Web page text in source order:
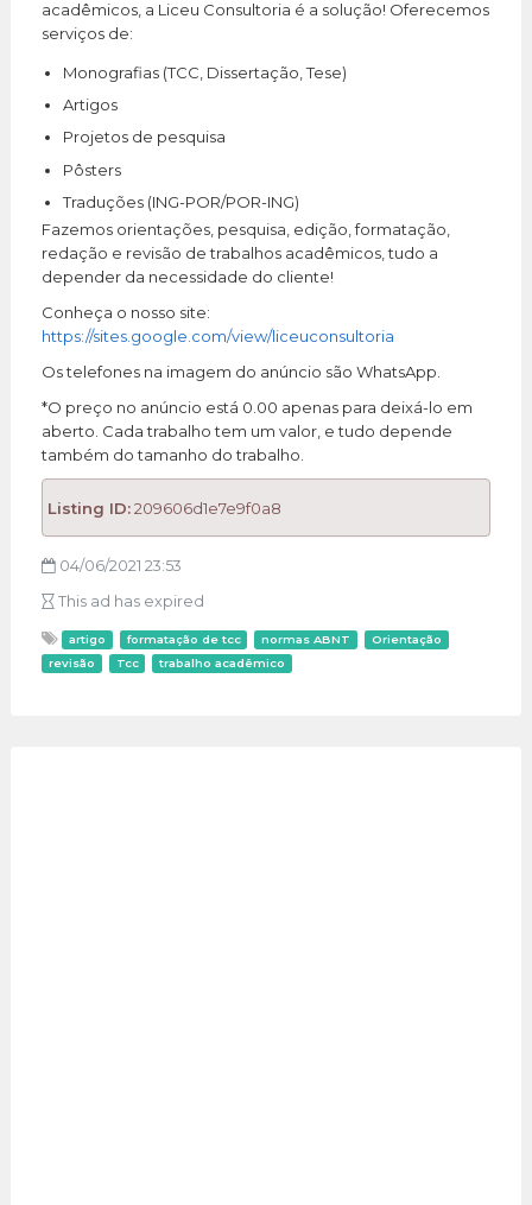
acadêmicos, a Liceu Consultoria é a solução! Oferecemos
serviços de:
Monografias (TCC, Dissertação, Tese)
Artigos
Projetos de pesquisa
Pôsters
Traduções (ING-POR/POR-ING)
Fazemos orientações, pesquisa, edição, formatação,
redação e revisão de trabalhos acadêmicos, tudo a
depender da necessidade do cliente!
Conheça o nosso site:
https://sites.google.com/view/liceuconsultoria
Os telefones na imagem do anúncio são WhatsApp.
*O preço no anúncio está 0.00 apenas para deixá-lo em
aberto. Cada trabalho tem um valor, e tudo depende
também do tamanho do trabalho.
Listing ID:209606d1e7e9f0a8
04/06/2021 23:53
This ad has expired
artigo formatação de tcc normas ABNT
Orientação
revisão
Tcc trabalho acadêmico